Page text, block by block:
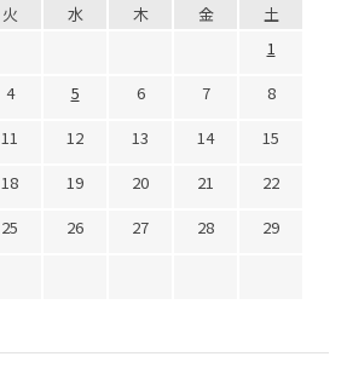
火 水 木 金
土
1
4 5 6 7
8
11 12 13 14
15
18 19 20 21
22
25 26 27 28
29